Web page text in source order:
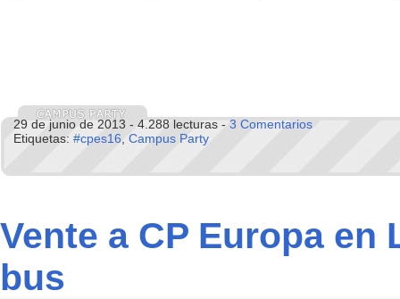
29 de junio de 2013 - 4.288 lecturas - 3 Comentarios
Etiquetas: #cpes16 Campus Party
Vente a CP Europa
bus